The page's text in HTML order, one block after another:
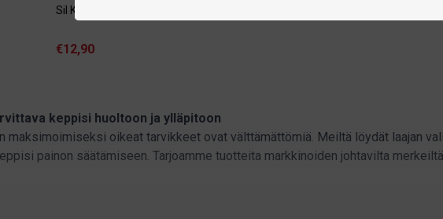
Sil Kleen Liquid
€12,90
keppisi huoltoon ja ylläpitoon
maksimoimiseksi oikeat tarvikkeet ovat välttämättömiä. Meiltä löydät laajan
painon säätämiseen. Tarjoamme tuotteita markkinoiden johtavilta